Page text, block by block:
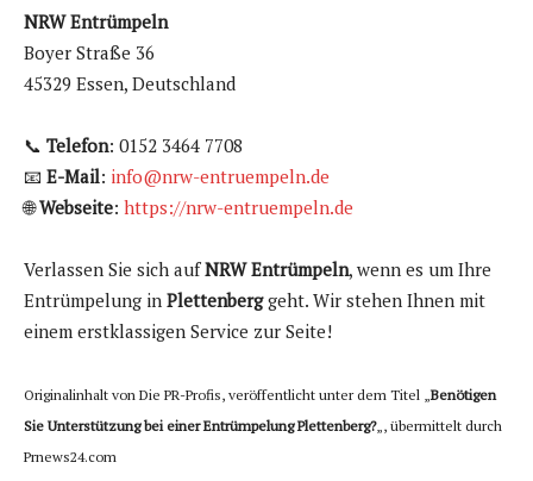
NRW Entrümpeln
Boyer Straße 36
45329 Essen, Deutschland
📞 Telefon: 0152 3464 7708
📧 E-Mail: info@nrw-entruempeln.de
🌐Webseite: https://nrw-entruempeln.de
Verlassen Sie sich aufNRW Entrümpeln, wenn es um Ihre
Entrümpelung in Plettenberggeht. Wir stehen Ihnen mit
einem erstklassigen Service zur Seite!
Originalinhalt von Die PR-Profis, veröffentlicht unter dem Titel „Benötigen
Sie Unterstützung bei einer Entrümpelung Plettenberg?„, übermittelt durch
Prnews24.com